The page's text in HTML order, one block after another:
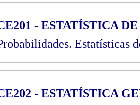
- ESTATÍSTICA
Estatísticas
- ESTATÍSTICA